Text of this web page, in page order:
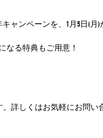
キャンペーンを、1月5日(
なる特典もご用意！
詳しくはお気軽にお問い